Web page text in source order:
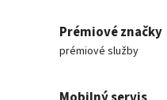
Prémiové značky
prémiové služby